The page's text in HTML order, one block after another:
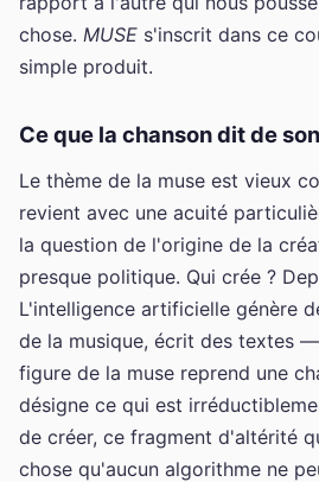
chose. MUSE s'inscrit dans ce
simple produit.
Ce que la chanson dit de
Le thème de la muse est vieux
revient avec une acuité
la question de l'origine de la
presque politique. Qui crée ?
L'intelligence artificielle génère
de la musique, écrit des textes
figure de la muse reprend une
désigne ce qui est
de créer, ce fragment d'altérité
chose qu'aucun algorithme ne